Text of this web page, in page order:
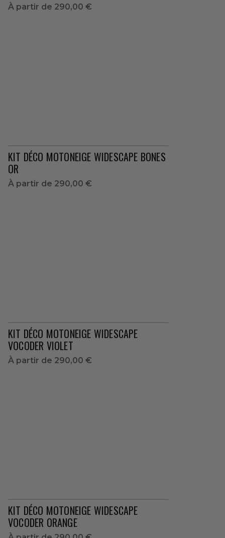
À partir de 290,00 €
KIT DÉCO MOTONEIGE WIDESCAPE BONES
OR
À partir de 290,00 €
KIT DÉCO MOTONEIGE WIDESCAPE
VOCODER VIOLET
À partir de 290,00 €
KIT DÉCO MOTONEIGE WIDESCAPE
VOCODER ORANGE